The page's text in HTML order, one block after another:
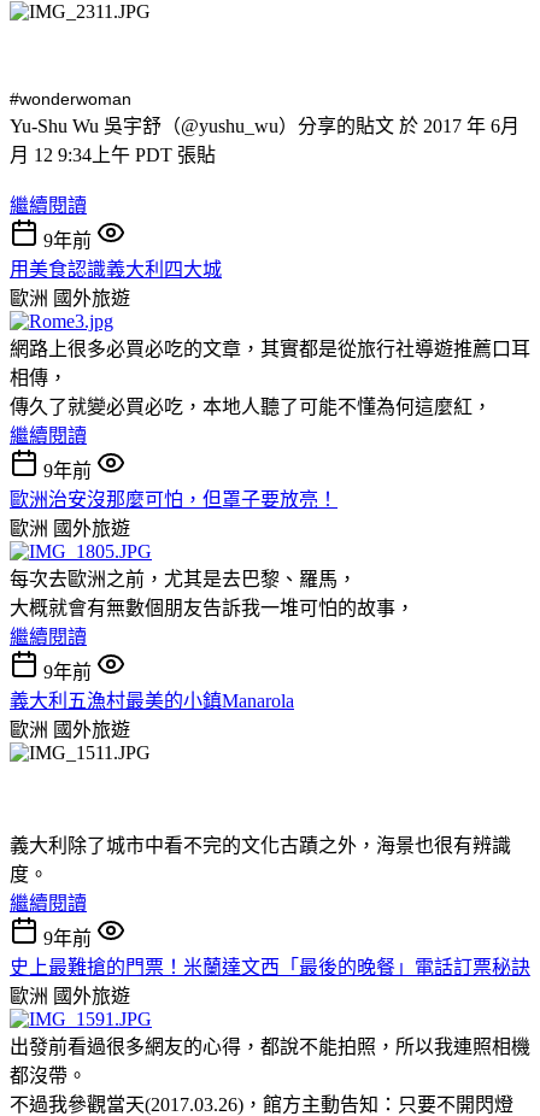
#wonderwoman
Yu-Shu Wu 吳宇舒（@yushu_wu）分享的貼文 於 2017 年 6月
月 12 9:34上午 PDT 張貼
繼續閱讀
9年前
用美食認識義大利四大城
歐洲 國外旅遊
網路上很多必買必吃的文章，其實都是從旅行社導遊推薦口耳
相傳，
傳久了就變必買必吃，本地人聽了可能不懂為何這麼紅，
繼續閱讀
9年前
歐洲治安沒那麼可怕，但罩子要放亮！
歐洲 國外旅遊
每次去歐洲之前，尤其是去巴黎、羅馬，
大概就會有無數個朋友告訴我一堆可怕的故事，
繼續閱讀
9年前
義大利五漁村最美的小鎮Manarola
歐洲 國外旅遊
義大利除了城市中看不完的文化古蹟之外，海景也很有辨識
度。
繼續閱讀
9年前
史上最難搶的門票！米蘭達文西「最後的晚餐」電話訂票秘訣
歐洲 國外旅遊
出發前看過很多網友的心得，都說不能拍照，所以我連照相機
都沒帶。
不過我參觀當天(2017.03.26)，館方主動告知：只要不開閃燈